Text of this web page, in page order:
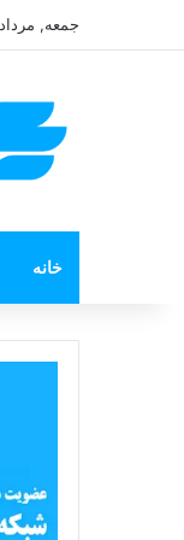
جمعه, مرداد ۱۶ ۱۴۰۵
خانه